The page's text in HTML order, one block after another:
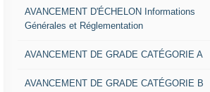
AVANCEMENT D'ÉCHELON Informations
Générales et Réglementation
AVANCEMENT DE GRADE CATÉGORIE A
AVANCEMENT DE GRADE CATÉGORIE B